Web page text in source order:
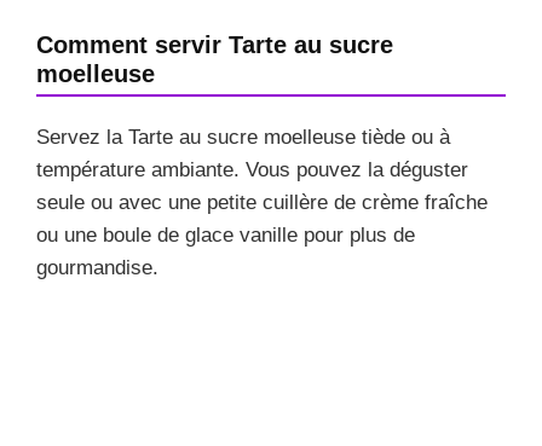
Comment servir Tarte au sucre
moelleuse
Servez la Tarte au sucre moelleuse tiède ou à
température ambiante. Vous pouvez la déguster
seule ou avec une petite cuillère de crème fraîche
ou une boule de glace vanille pour plus de
gourmandise.